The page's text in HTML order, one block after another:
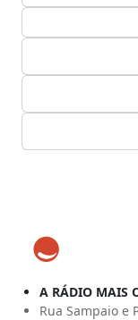
A RÁDIO MAIS
Rua Sampaio e